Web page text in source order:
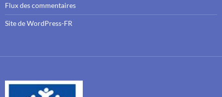
Flux des commentaires
Site de WordPress-FR